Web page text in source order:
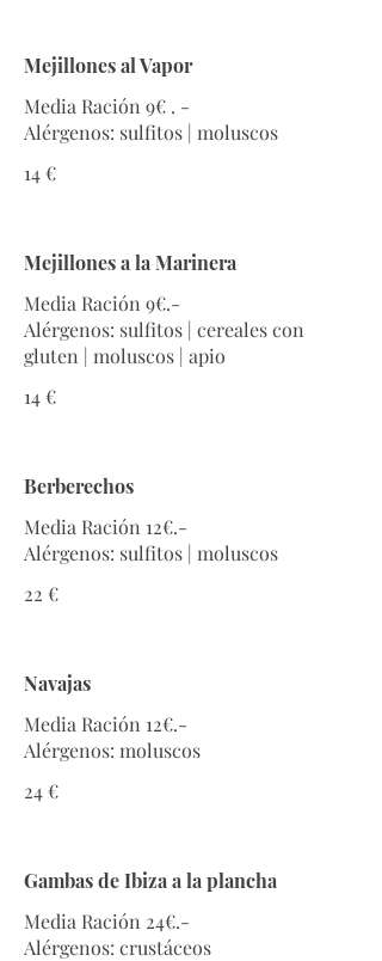
Mejillones al Vapor
Media Ración 9€ . -
Alérgenos: sulfitos | moluscos
14 €
Mejillones a la Marinera
Media Ración 9€.-
Alérgenos: sulfitos | cereales con
gluten | moluscos | apio
14 €
Berberechos
Media Ración 12€.-
Alérgenos: sulfitos | moluscos
22 €
Navajas
Media Ración 12€.-
Alérgenos: moluscos
24 €
Gambas de Ibiza a la plancha
Media Ración 24€.-
Alérgenos: crustáceos